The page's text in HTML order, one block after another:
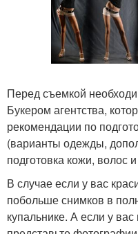
Перед съемкой
Букером агентства,
рекомендации по
(варианты одежды,
подготовка кожи, волос и
В случае если у вас
побольше снимков в
купальнике. А если у